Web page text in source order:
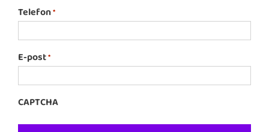
Telefon*
E-post*
CAPTCHA